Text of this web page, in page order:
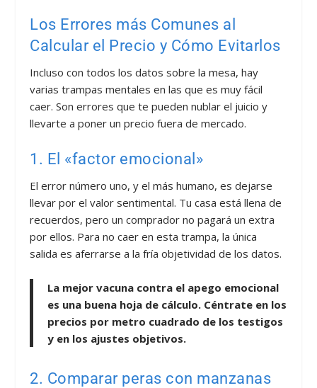
Los Errores más Comunes al
Calcular el Precio y Cómo Evitarlos
Incluso con todos los datos sobre la mesa, hay
varias trampas mentales en las que es muy fácil
caer. Son errores que te pueden nublar el juicio y
llevarte a poner un precio fuera de mercado.
1. El «factor emocional»
El error número uno, y el más humano, es dejarse
llevar por el valor sentimental. Tu casa está llena de
recuerdos, pero un comprador no pagará un extra
por ellos. Para no caer en esta trampa, la única
salida es aferrarse a la fría objetividad de los datos.
La mejor vacuna contra el apego emocional
es una buena hoja de cálculo. Céntrate en los
precios por metro cuadrado de los testigos
y en los ajustes objetivos.
2. Comparar peras con manzanas